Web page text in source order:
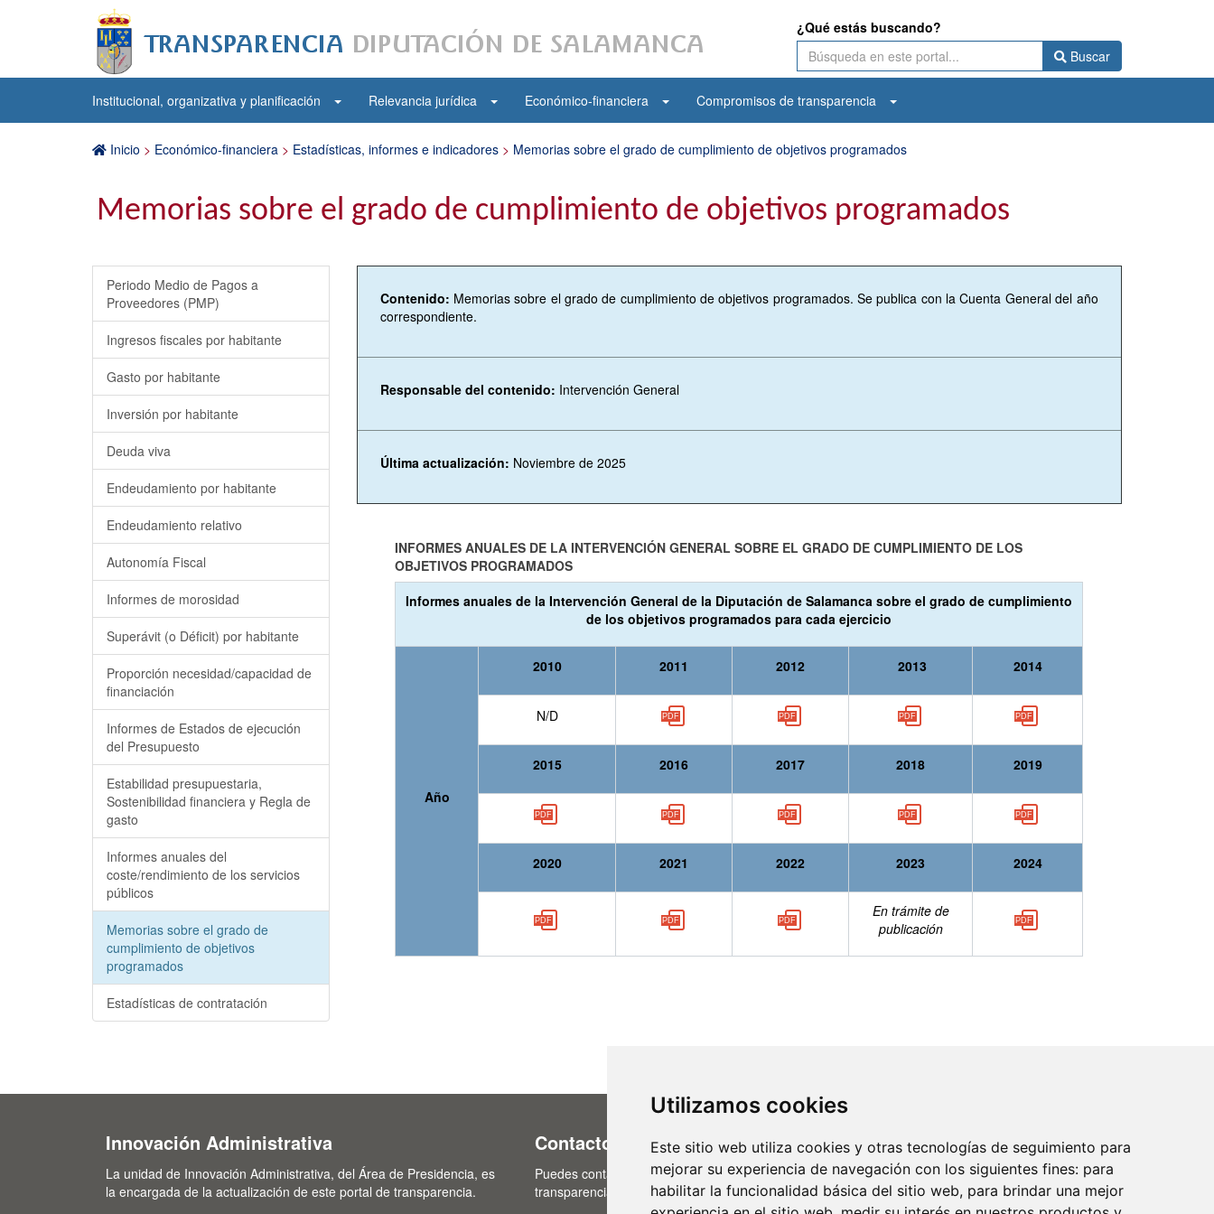
Utilizamos cookies
Este sitio web utiliza cookies y otras tecnologías de seguimiento para
mejorar su experiencia de navegación con los siguientes fines: para
habilitar la funcionalidad básica del sitio web, para brindar una mejor
¿Qué estás buscando?
Buscar
Institucional, organizativa y planificación Relevancia jurídica Económico-financiera Compromisos de transparencia
Inicio > Económico-financiera > Estadísticas, informes e indicadores > Memorias sobre el grado de cumplimiento de objetivos programados
Memorias sobre el grado de cumplimiento de objetivos programados
Periodo Medio de Pagos a
Proveedores (PMP)
Ingresos fiscales por habitante
Gasto por habitante
Inversión por habitante
Deuda viva
Endeudamiento por habitante
Endeudamiento relativo
Autonomía Fiscal
Informes de morosidad
Superávit (o Déficit) por habitante
Proporción necesidad/capacidad de
financiación
Informes de Estados de ejecución
del Presupuesto
Estabilidad presupuestaria,
Sostenibilidad financiera y Regla de
gasto
Informes anuales del
coste/rendimiento de los servicios
públicos
Memorias sobre el grado de
cumplimiento de objetivos
programados
Estadísticas de contratación
Contenido: Memorias sobre el grado de cumplimiento de objetivos programados. Se publica con la Cuenta General del año
correspondiente.
Responsable del contenido: Intervención General
Última actualización: Noviembre de 2025
INFORMES ANUALES DE LA INTERVENCIÓN GENERAL SOBRE EL GRADO DE CUMPLIMIENTO DE LOS
OBJETIVOS PROGRAMADOS
Informes anuales de la Intervención General de la Diputación de Salamanca sobre el grado de cumplimiento
de los objetivos programados para cada ejercicio
Año
2010 2011 2012 2013 2014
N/D
2015 2016 2017 2018 2019
2020 2021 2022 2023 2024
En trámite de
publicación
Innovación Administrativa
La unidad de Innovación Administrativa, del Área de Presidencia, es
la encargada de la actualización de este portal de transparencia.
Contacto
Puedes contactar con nosotros a través del correo:
transparencia@lasalina.es